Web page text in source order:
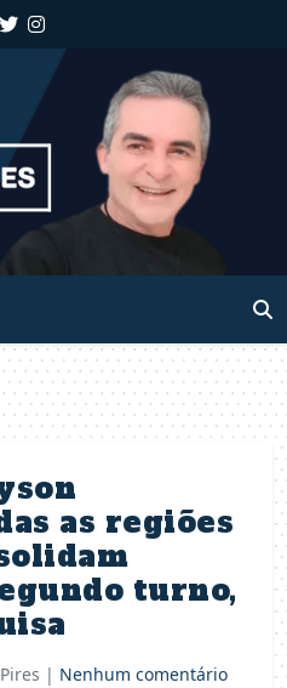
as regiões
turno,
| Nenhum comentário